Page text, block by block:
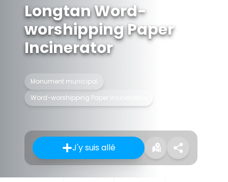
Longtan Word-
worshipping Paper
Incinerator
Monument municipal
Word-worshipping Paper Incinerators
J'y suis allé